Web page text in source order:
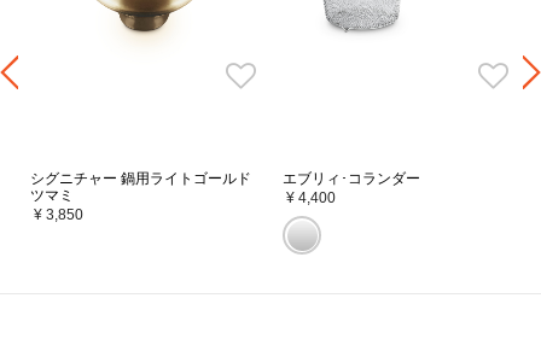
シグニチャー 鍋用ライトゴールド
ツマミ
¥ 3,850
エブリィ･コランダー
¥ 4,400